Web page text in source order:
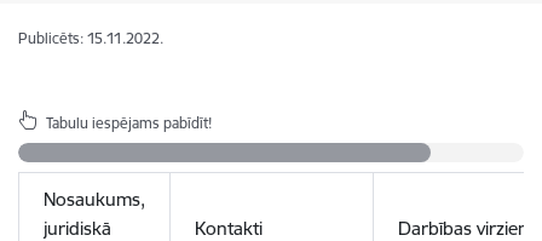
Publicēts: 15.11.2022.
Tabulu iespējams pabīdīt!
Nosaukums,
juridiskā
Kontakti Darbības virziens